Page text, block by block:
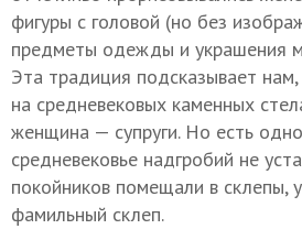
фигуры с головой (но без
предметы одежды и украшения
Эта традиция подсказывает
на средневековых каменных
женщина — супруги. Но есть
средневековье надгробий не
покойников помещали в склепы,
фамильный склеп.